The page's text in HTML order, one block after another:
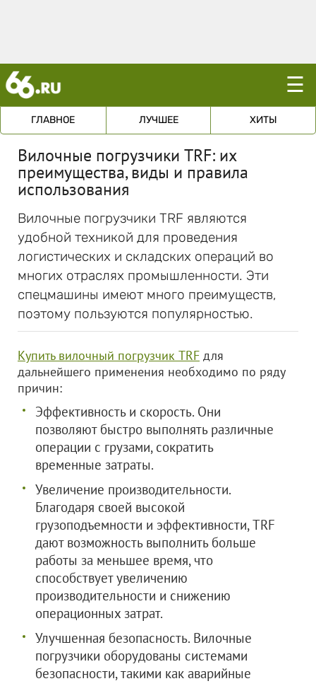
☰
ГЛАВНОЕ ЛУЧШЕЕ ХИТЫ
Вилочные погрузчики TRF: их
преимущества, виды и правила
использования
Вилочные погрузчики TRF являются
удобной техникой для проведения
логистических и складских операций во
многих отраслях промышленности. Эти
спецмашины имеют много преимуществ,
поэтому пользуются популярностью.
Купить вилочный погрузчик TRF для
дальнейшего применения необходимо по ряду
причин:
Эффективность и скорость. Они
позволяют быстро выполнять различные
операции с грузами, сократить
временные затраты.
Увеличение производительности.
Благодаря своей высокой
грузоподъемности и эффективности, TRF
дают возможность выполнить больше
работы за меньшее время, что
способствует увеличению
производительности и снижению
операционных затрат.
Улучшенная безопасность. Вилочные
погрузчики оборудованы системами
безопасности, такими как аварийные